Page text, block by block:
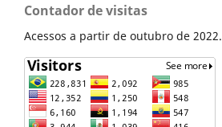
Contador de visitas
Acessos a partir de outubro de 2022.